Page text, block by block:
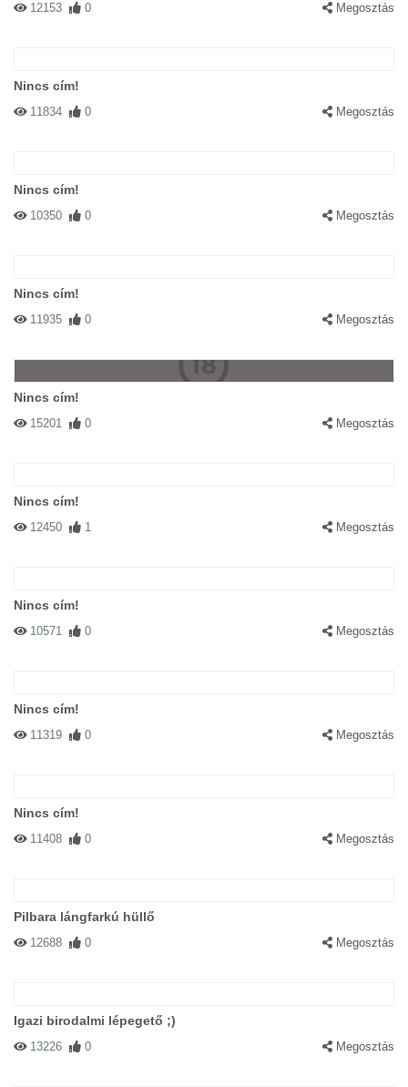
12153 0 Megosztás
Nincs cím!
11834 0 Megosztás
Nincs cím!
10350 0 Megosztás
Nincs cím!
11935 0 Megosztás
Nincs cím!
15201 0 Megosztás
Nincs cím!
12450 1 Megosztás
Nincs cím!
10571 0 Megosztás
Nincs cím!
11319 0 Megosztás
Nincs cím!
11408 0 Megosztás
Pilbara lángfarkú hüllő
12688 0 Megosztás
Igazi birodalmi lépegető ;)
13226 0 Megosztás